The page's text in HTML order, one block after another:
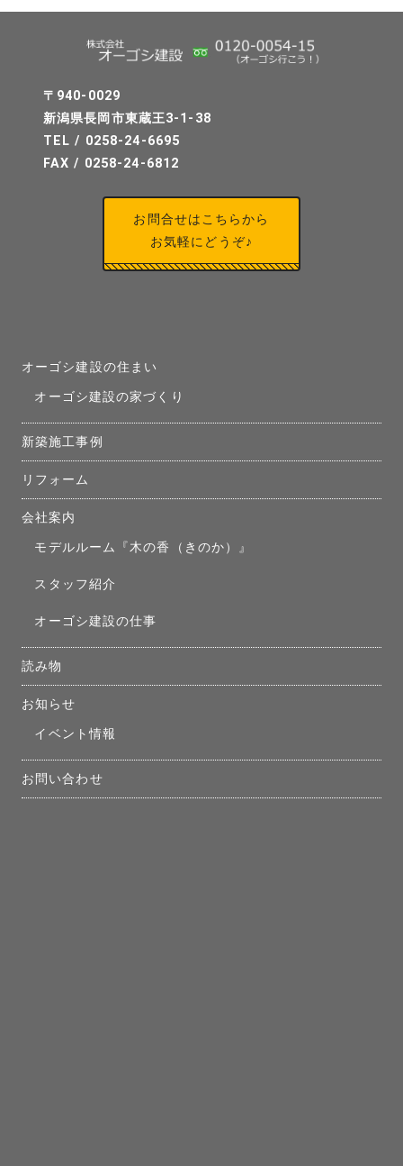
〒940-0029
新潟県長岡市東蔵王3-1-38
TEL / 0258-24-6695
FAX / 0258-24-6812
お問合せはこちらから
お気軽にどうぞ♪
オーゴシ建設の住まい
オーゴシ建設の家づくり
新築施工事例
リフォーム
会社案内
モデルルーム『木の香（きのか）』
スタッフ紹介
オーゴシ建設の仕事
読み物
お知らせ
イベント情報
お問い合わせ